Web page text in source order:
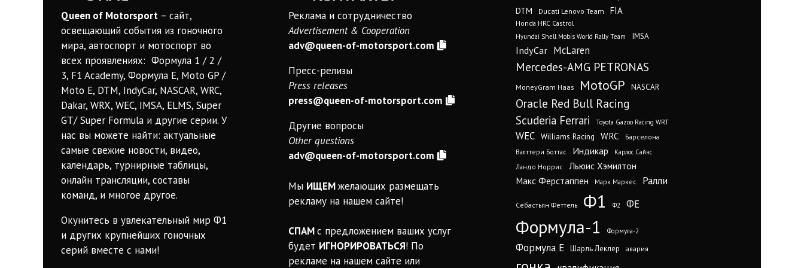
Queen of Motorsport – сайт,
освещающий события из гоночного
мира, автоспорт и мотоспорт во
всех проявлениях: Формула 1 / 2 /
3, F1 Academy, Формула Е, Moto GP /
Moto E, DTM, IndyCar, NASCAR, WRC,
Dakar, WRX, WEC, IMSA, ELMS, Super
GT/ Super Formula и другие серии. У
нас вы можете найти: актуальные
самые свежие новости, видео,
календарь, турнирные таблицы,
онлайн трансляции, составы
команд, и многое другое.
Окунитесь в увлекательный мир Ф1
и других крупнейших гоночных
серий вместе с нами!
Реклама и сотрудничество
Advertisement & Cooperation
adv@queen-of-motorsport.com
Пресс-релизы
Press releases
press@queen-of-motorsport.com
Другие вопросы
Other questions
adv@queen-of-motorsport.com
Мы ИЩЕМжелающих размещать
рекламу на нашем сайте!
СПАМс предложением ваших услуг
будет ИГНОРИРОВАТЬСЯ! По
рекламе на нашем сайте или
DTM Ducati Lenovo Team FIA
Honda HRC Castrol
Hyundai Shell Mobis World Rally Team IMSA
IndyCar McLaren
Mercedes-AMG PETRONAS
MoneyGram Haas MotoGP NASCAR
Oracle Red Bull Racing
Scuderia Ferrari Toyota Gazoo Racing WRT
WEC Williams Racing WRC
Барселона
Валттери Боттас
Индикар Карлос Сайнс
Ландо Норрис
Льюис Хэмилтон
Макс Ферстаппен
Марк Маркес Ралли
Себастьян Феттель Ф1 Ф2 ФЕ
Формула-1 Формула-2
Формула Е Шарль Леклер авария